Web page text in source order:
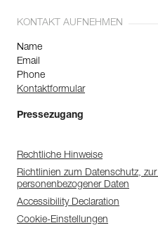
KONTAKT AUFNEHMEN
Name
Email
Phone
Kontaktformular
Pressezugang
Rechtliche Hinweise
Richtlinien zum Datenschutz, zur
personenbezogener Daten
Accessibility Declaration
Cookie-Einstellungen